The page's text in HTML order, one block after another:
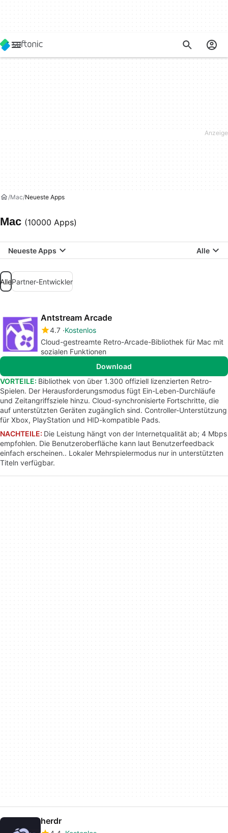
Mac Neueste Apps
Mac (10000 Apps)
Neueste Apps Alle
AllePartner-Entwickler
Antstream Arcade
4.7 Kostenlos
Cloud-gestreamte Retro-Arcade-Bibliothek für Mac mit
sozialen Funktionen
Download
VORTEILE: Bibliothek von über 1.300 offiziell lizenzierten Retro-
Spielen. Der Herausforderungsmodus fügt Ein-Leben-Durchläufe
und Zeitangriffsziele hinzu. Cloud-synchronisierte Fortschritte, die
auf unterstützten Geräten zugänglich sind. Controller-Unterstützung
für Xbox, PlayStation und HID-kompatible Pads.
NACHTEILE: Die Leistung hängt von der Internetqualität ab; 4 Mbps
empfohlen. Die Benutzeroberfläche kann laut Benutzerfeedback
einfach erscheinen.. Lokaler Mehrspielermodus nur in unterstützten
Titeln verfügbar.
herdr